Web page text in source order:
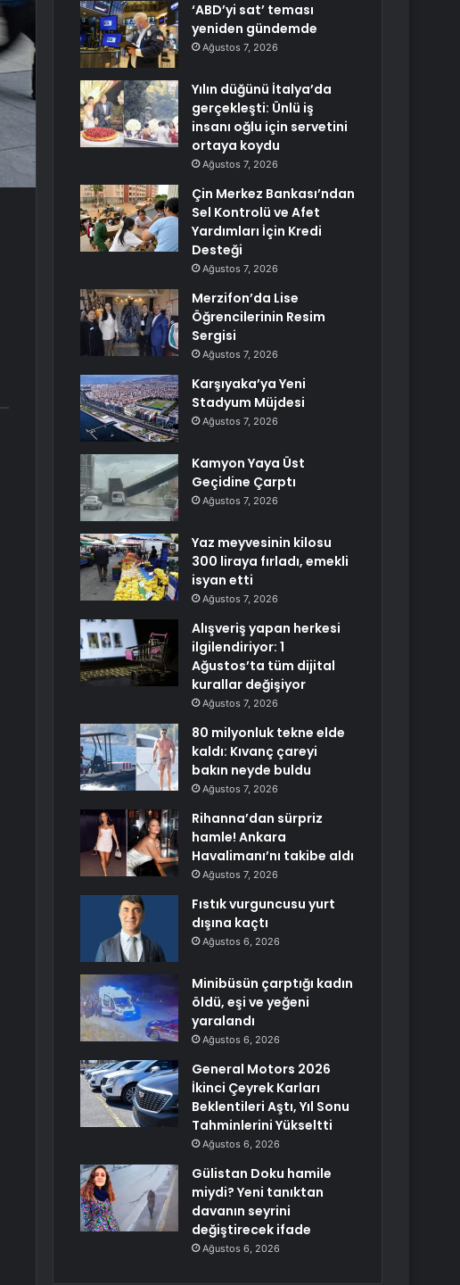
‘ABD’yi sat’ teması
yeniden gündemde
Ağustos 7, 2026
Yılın düğünü İtalya’da
gerçekleşti: Ünlü iş
insanı oğlu için servetini
ortaya koydu
Ağustos 7, 2026
Çin Merkez Bankası’ndan
Sel Kontrolü ve Afet
Yardımları İçin Kredi
Desteği
Ağustos 7, 2026
Merzifon’da Lise
Öğrencilerinin Resim
Sergisi
Ağustos 7, 2026
Karşıyaka’ya Yeni
Stadyum Müjdesi
Ağustos 7, 2026
Kamyon Yaya Üst
Geçidine Çarptı
Ağustos 7, 2026
Yaz meyvesinin kilosu
300 liraya fırladı, emekli
isyan etti
Ağustos 7, 2026
Alışveriş yapan herkesi
ilgilendiriyor: 1
Ağustos’ta tüm dijital
kurallar değişiyor
Ağustos 7, 2026
80 milyonluk tekne elde
kaldı: Kıvanç çareyi
bakın neyde buldu
Ağustos 7, 2026
Rihanna’dan sürpriz
hamle! Ankara
Havalimanı’nı takibe aldı
Ağustos 7, 2026
Fıstık vurguncusu yurt
dışına kaçtı
Ağustos 6, 2026
Minibüsün çarptığı kadın
öldü, eşi ve yeğeni
yaralandı
Ağustos 6, 2026
General Motors 2026
İkinci Çeyrek Karları
Beklentileri Aştı, Yıl Sonu
Tahminlerini Yükseltti
Ağustos 6, 2026
Gülistan Doku hamile
miydi? Yeni tanıktan
davanın seyrini
değiştirecek ifade
Ağustos 6, 2026